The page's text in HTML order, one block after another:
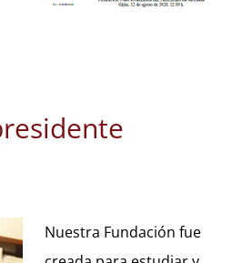
Nuestra Fundación fue